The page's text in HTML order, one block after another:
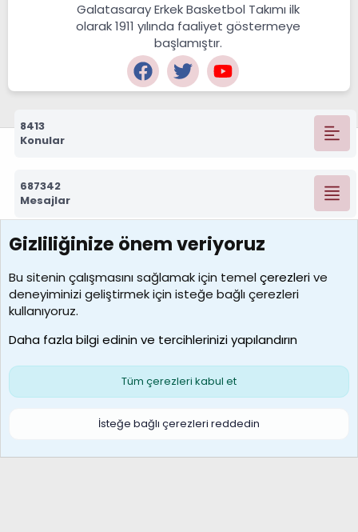
Galatasaray Erkek Basketbol Takımı ilk
olarak 1911 yılında faaliyet göstermeye
başlamıştır.
8413
Konular
687342
Mesajlar
7390
Kullanıcılar
MosesBrownHayranı
Son üye
Çerezler
S
Gizliliğinize önem veriyoruz
Bu sitenin çalışmasını sağlamak için temelçerezlerive
deneyiminizi geliştirmek için isteğe bağlı çerezleri
kullanıyoruz.
Daha fazla bilgi edinin ve tercihlerinizi yapılandırın
Tüm çerezleri kabul et
İsteğe bağlı çerezleri reddedin